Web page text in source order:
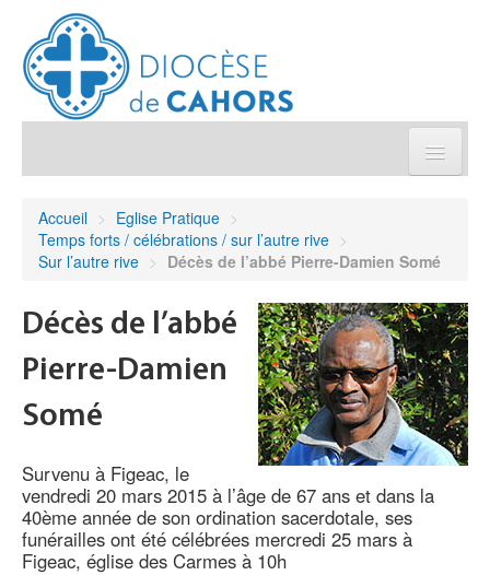
Démarches et sacrements
Sanctuaires & Pélerinages
Agenda diocésain
Je donne
Annuaire/Contact
Accueil > Eglise Pratique >
Temps forts / célébrations / sur l’autre rive >
Sur l’autre rive > Décès de l’abbé Pierre-Damien Somé
Décès de l’abbé
Pierre-Damien
Somé
Survenu à Figeac, le
vendredi 20 mars 2015 à l’âge de 67 ans et dans la
40ème année de son ordination sacerdotale, ses
funérailles ont été célébrées mercredi 25 mars à
Figeac, église des Carmes à 10h